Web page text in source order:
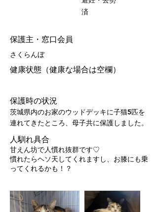
済
保護主・窓口会員
さくらんぼ
健康状態（健康な場合は空欄）
保護時の状況
茨城県内のお家のウッドデッキに子猫5匹を
連れてきたところ、母子共に保護しました。
人馴れ具合
甘えん坊で人慣れ抜群です♡
慣れたらヘソ天してくれますし、お膝にも乗
ってくれるかも！？